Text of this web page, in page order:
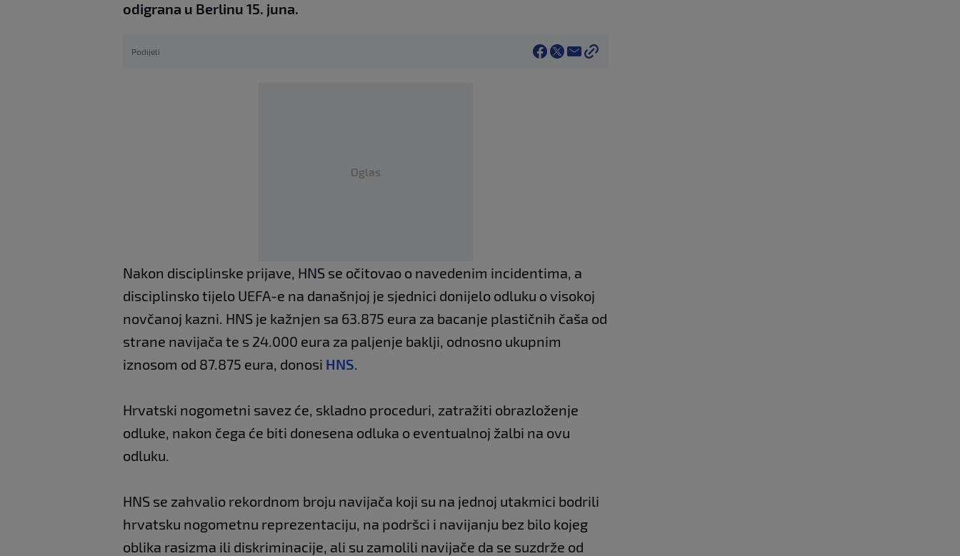
odigrana u Berlinu 15. juna.
Podijeli
Oglas
Nakon disciplinske prijave, HNS se očitovao o navedenim incidentima, a
disciplinsko tijelo UEFA-e na današnjoj je sjednici donijelo odluku o visokoj
novčanoj kazni. HNS je kažnjen sa 63.875 eura za bacanje plastičnih čaša od
strane navijača te s 24.000 eura za paljenje baklji, odnosno ukupnim
iznosom od 87.875 eura, donosi HNS.
Hrvatski nogometni savez će, skladno proceduri, zatražiti obrazloženje
odluke, nakon čega će biti donesena odluka o eventualnoj žalbi na ovu
odluku.
HNS se zahvalio rekordnom broju navijača koji su na jednoj utakmici bodrili
hrvatsku nogometnu reprezentaciju, na podršci i navijanju bez bilo kojeg
oblika rasizma ili diskriminacije, ali su zamolili navijače da se suzdrže od